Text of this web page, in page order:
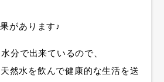
があります♪
分で出来ているので、
然水を飲んで健康的な生活を送